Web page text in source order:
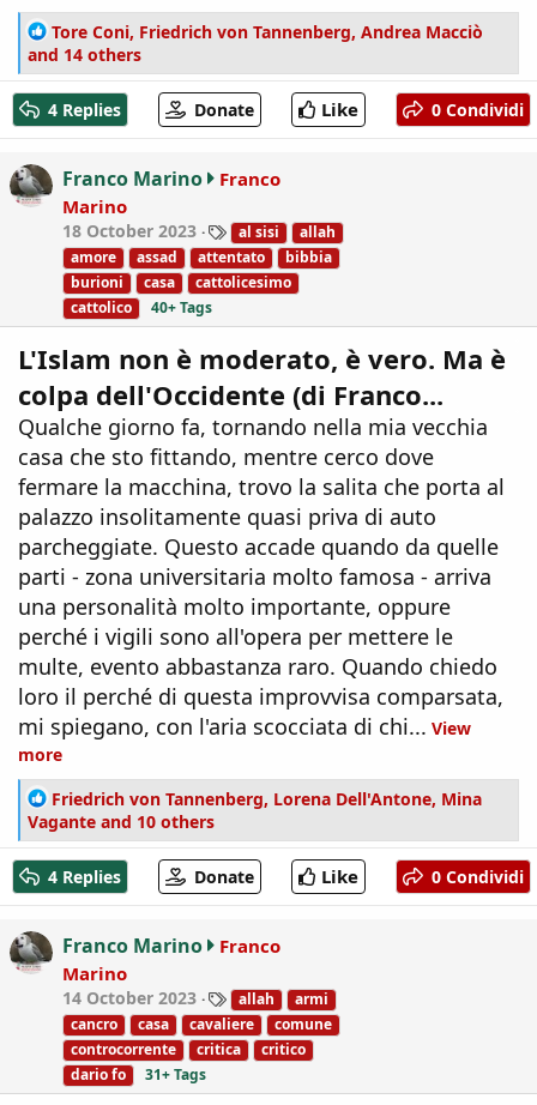
R
e
a
c
t
i
n
Tore Coni, Friedrich von Tannenberg, Andrea Macciò
and 14 others
4 Replies Donate Like 0 Condividi
Franco Marino
Franco
Marino
18 October 2023
T
a
g
s
al sisi
allah
amore
assad attentato
bibbia
burioni
casa
cattolicesimo
cattolico
40+ Tags
L'Islam non è moderato, è vero. Ma è
colpa dell'Occidente (di Franco...
Qualche giorno fa, tornando nella mia vecchia
casa che sto fittando, mentre cerco dove
fermare la macchina, trovo la salita che porta al
palazzo insolitamente quasi priva di auto
parcheggiate. Questo accade quando da quelle
parti - zona universitaria molto famosa - arriva
una personalità molto importante, oppure
perché i vigili sono all'opera per mettere le
multe, evento abbastanza raro. Quando chiedo
loro il perché di questa improvvisa comparsata,
mi spiegano, con l'aria scocciata di chi... View
more
R
e
a
c
t
i
n
Friedrich von Tannenberg, Lorena Dell'Antone, Mina
Vagante and 10 others
4 Replies Donate Like 0 Condividi
Franco Marino
Franco
Marino
14 October 2023
T
a
g
s
allah
armi
cancro
casa cavaliere
comune
controcorrente
critica
critico
dario fo
31+ Tags